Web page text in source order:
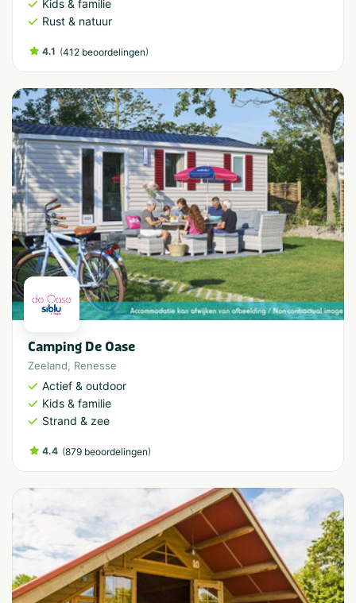
Kids & familie
Rust & natuur
4.1 (412 beoordelingen)
Camping De Oase
Zeeland, Renesse
Actief & outdoor
Kids & familie
Strand & zee
4.4 (879 beoordelingen)